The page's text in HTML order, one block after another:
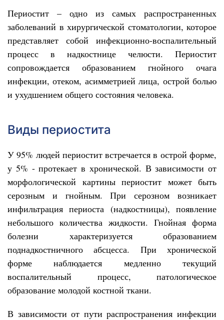
Периостит – одно из самых распространенных
заболеваний в хирургической стоматологии, которое
представляет собой инфекционно-воспалительный
процесс в надкостнице челюсти. Периостит
сопровождается образованием гнойного очага
инфекции, отеком, асимметрией лица, острой болью
и ухудшением общего состояния человека.
Виды периостита
У 95% людей периостит встречается в острой форме,
у 5% - протекает в хронической. В зависимости от
морфологической картины периостит может быть
серозным и гнойным. При серозном возникает
инфильтрация периоста (надкостницы), появление
небольшого количества жидкости. Гнойная форма
болезни характеризуется образованием
поднадкостничного абсцесса. При хронической
форме наблюдается медленно текущий
воспалительный процесс, патологическое
образование молодой костной ткани.
В зависимости от пути распространения инфекции